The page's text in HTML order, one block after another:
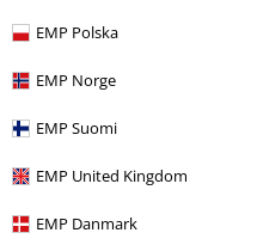
EMP Polska
EMP Norge
EMP Suomi
EMP United Kingdom
EMP Danmark
Nowości Odzież Koszulki i Topy
Odzież & akcesoria